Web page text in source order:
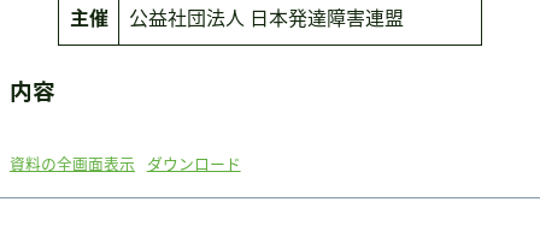
主催
公益社団法人 日本発達障害連盟
内容
資料の全画面表示 ダウンロード